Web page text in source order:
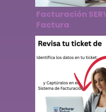
Facturación
Factura